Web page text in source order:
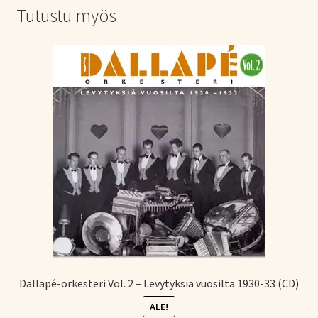
Tutustu myös
Dallapé-orkesteri Vol. 2 – Levytyksiä vuosilta 1930-33 (CD)
ALE!